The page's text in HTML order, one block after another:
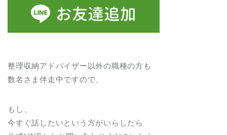
整理収納アドバイザー以外の職種の方も
数名さま伴走中ですので、
もし、
今すぐ話したいという方がいらしたら